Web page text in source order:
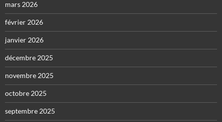
mars 2026
février 2026
janvier 2026
décembre 2025
novembre 2025
octobre 2025
septembre 2025